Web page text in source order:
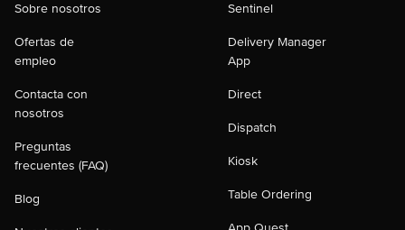
Sobre nosotros
Ofertas de
empleo
Contacta con
nosotros
Preguntas
frecuentes (FAQ)
Blog
Sentinel
Delivery Manager
App
Direct
Dispatch
Kiosk
Table Ordering